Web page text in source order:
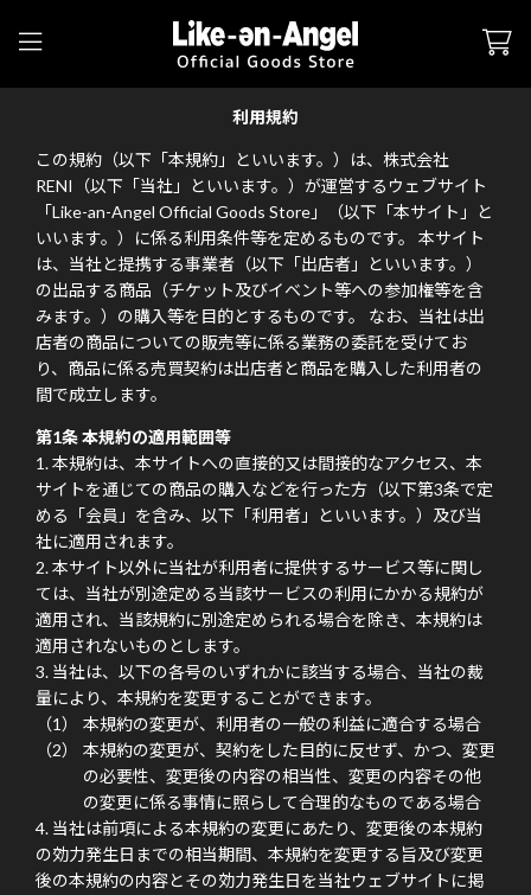
利用規約
この規約（以下「本規約」といいます。）は、株式会社
RENI（以下「当社」といいます。）が運営するウェブサイト
「Like-an-Angel Official Goods Store」（以下「本サイト」と
いいます。）に係る利用条件等を定めるものです。 本サイト
は、当社と提携する事業者（以下「出店者」といいます。）
の出品する商品（チケット及びイベント等への参加権等を含
みます。）の購入等を目的とするものです。 なお、当社は出
店者の商品についての販売等に係る業務の委託を受けてお
り、商品に係る売買契約は出店者と商品を購入した利用者の
間で成立します。
第1条 本規約の適用範囲等
本規約は、本サイトへの直接的又は間接的なアクセス、本
サイトを通じての商品の購入などを行った方（以下第3条で定
める「会員」を含み、以下「利用者」といいます。）及び当
社に適用されます。
本サイト以外に当社が利用者に提供するサービス等に関し
ては、当社が別途定める当該サービスの利用にかかる規約が
適用され、当該規約に別途定められる場合を除き、本規約は
適用されないものとします。
当社は、以下の各号のいずれかに該当する場合、当社の裁
量により、本規約を変更することができます。
本規約の変更が、利用者の一般の利益に適合する場合
本規約の変更が、契約をした目的に反せず、かつ、変更
の必要性、変更後の内容の相当性、変更の内容その他
の変更に係る事情に照らして合理的なものである場合
当社は前項による本規約の変更にあたり、変更後の本規約
の効力発生日までの相当期間、本規約を変更する旨及び変更
後の本規約の内容とその効力発生日を当社ウェブサイトに掲